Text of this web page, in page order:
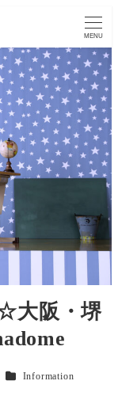
MENU
大阪・堺
カテゴリー
Information